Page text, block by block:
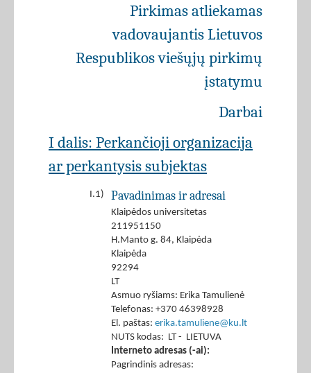
Pirkimas atliekamas
vadovaujantis Lietuvos
Respublikos viešųjų pirkimų
įstatymu
Darbai
I dalis: Perkančioji organizacija
ar perkantysis subjektas
I.1) Pavadinimas ir adresai
Klaipėdos universitetas
211951150
H.Manto g. 84, Klaipėda
Klaipėda
92294
LT
Asmuo ryšiams: Erika Tamulienė
Telefonas: +370 46398928
El. paštas: erika.tamuliene@ku.lt
NUTS kodas: LT - LIETUVA
Interneto adresas (-ai):
Pagrindinis adresas: